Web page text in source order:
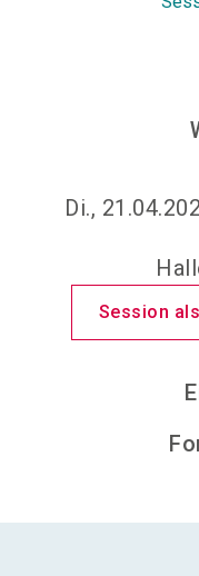
Di.,
Session